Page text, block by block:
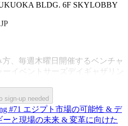
BLDG. 6F SKYLOBBY
方、毎週木曜日開催するベンチャ
イベントサーズデイギャザリン
運営、ミッション、そして人と
まとめたインタラクティブなセ
週開催しますので、是非、イベ
度ご参加ください！
up needed
#71 エジプト市場の可能性 & デ
と現場の未来 & 変革に向けた